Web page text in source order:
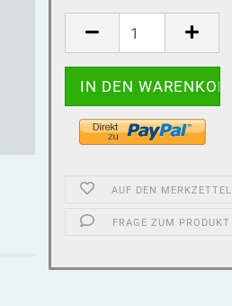
AUF DEN MERKZETTEL
FRAGE ZUM PRODUKT